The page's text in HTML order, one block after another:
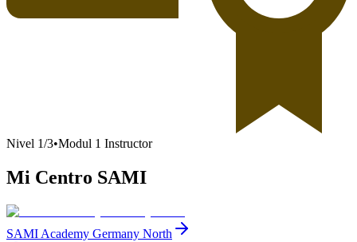
Nivel 1/3•Modul 1 Instructor
Mi Centro SAMI
SAMI Academy Germany North